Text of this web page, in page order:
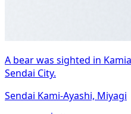
A bear was sighted in
Sendai City.
Sendai Kami-Ayashi, Miyagi